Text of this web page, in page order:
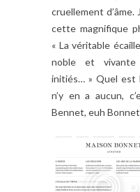
cruellement
cette magnifique
« La véritable
noble et vivante
initiés… » Quel est
n’y en a aucun,
Bennet, euh